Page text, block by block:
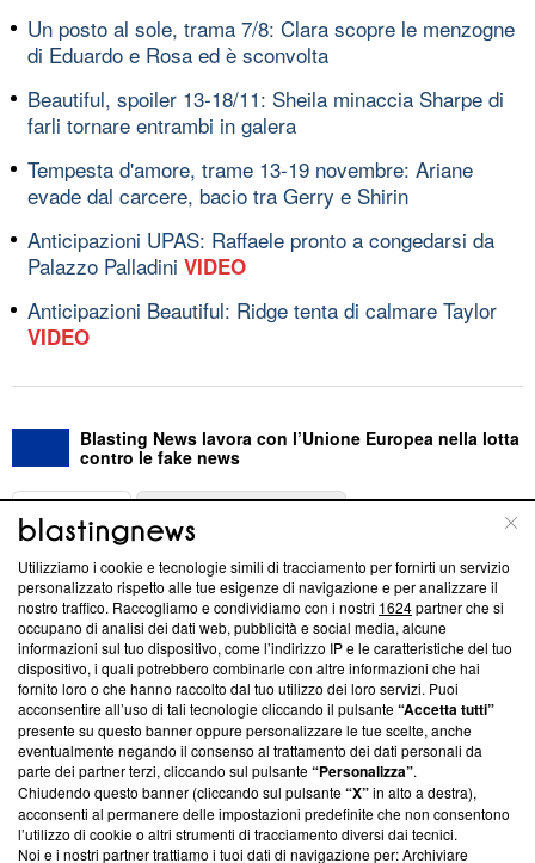
Un posto al sole, trama 7/8: Clara scopre le menzogne
di Eduardo e Rosa ed è sconvolta
Beautiful, spoiler 13-18/11: Sheila minaccia Sharpe di
farli tornare entrambi in galera
Tempesta d'amore, trame 13-19 novembre: Ariane
evade dal carcere, bacio tra Gerry e Shirin
Anticipazioni UPAS: Raffaele pronto a congedarsi da
Palazzo Palladini VIDEO
Anticipazioni Beautiful: Ridge tenta di calmare Taylor
VIDEO
Blasting News lavora con l’Unione Europea nella lotta
contro le fake news
ABOUT
Questa sezione offre informazioni trasparenti su Blasting
News, sui nostri processi editoriali e su come ci impegniamo a
creare news di qualità. Inoltre, afferma la nostra aderenza a
‘Trust Project - News with Integrity’Blasting News non è
ancora membro del programma, ma ha richiesto di farne
parte; Trust Project non ha ancora effettuato una verifica di
conformità agli standard.
Su di noi
Team editoriale
Utilizziamo i cookie e tecnologie simili di tracciamento per fornirti un servizio
personalizzato rispetto alle tue esigenze di navigazione e per analizzare il
nostro traffico. Raccogliamo e condividiamo con i nostri 1624partner che si
occupano di analisi dei dati web, pubblicità e social media, alcune
informazioni sul tuo dispositivo, come l’indirizzo IP e le caratteristiche del tuo
dispositivo, i quali potrebbero combinarle con altre informazioni che hai
fornito loro o che hanno raccolto dal tuo utilizzo dei loro servizi. Puoi
acconsentire all’uso di tali tecnologie cliccando il pulsante“Accetta tutti”
presente su questo banner oppure personalizzare le tue scelte, anche
eventualmente negando il consenso al trattamento dei dati personali da
parte dei partner terzi, cliccando sul pulsante“Personalizza”.
Chiudendo questo banner (cliccando sul pulsante“X”in alto a destra),
acconsenti al permanere delle impostazioni predefinite che non consentono
l’utilizzo di cookie o altri strumenti di tracciamento diversi dai tecnici.
Noi e i nostri partner trattiamo i tuoi dati di navigazione per: Archiviare